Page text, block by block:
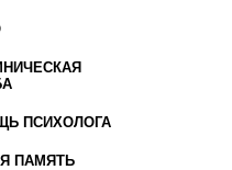
ПСИХОЛОГА
ПАМЯТЬ